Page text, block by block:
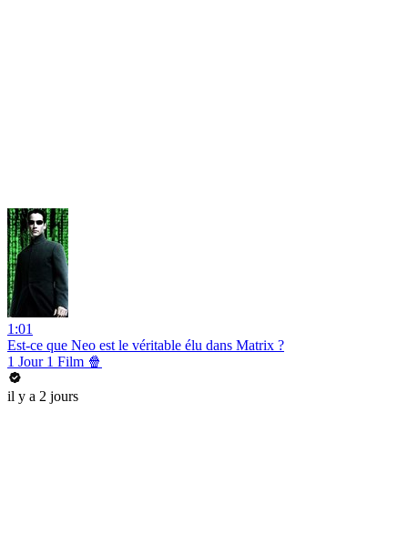
1:01
Est-ce que Neo est le véritable élu dans Matrix ?
1 Jour 1 Film 🍿
il y a 2 jours